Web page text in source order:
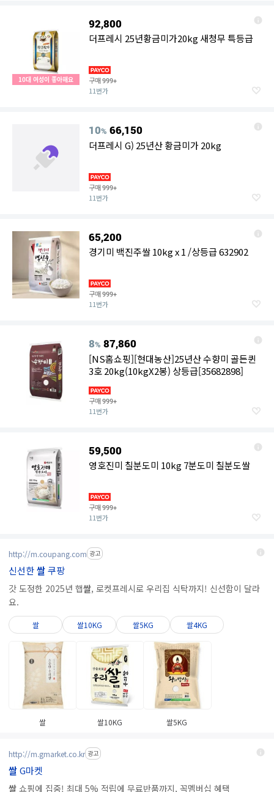
10대 여성이 좋아해요
92,800
더프레시 25년황금미가20kg 새청무 특등급
구매999+
11번가
10% 66,150
더프레시 G) 25년산 황금미가 20kg
구매999+
11번가
65,200
경기미 백진주쌀 10kg x 1 /상등급 632902
구매999+
11번가
8% 87,860
[NS홈쇼핑][현대농산]25년산 수향미 골든퀸
3호 20kg(10kgX2봉) 상등급[35682898]
구매999+
11번가
59,500
영호진미 칠분도미 10kg 7분도미 칠분도쌀
구매999+
11번가
http://m.coupang.com 광고
신선한쌀쿠팡
갓 도정한 2025년 햅쌀, 로켓프레시로 우리집 식탁까지! 신선함이 달라
요.
쌀 쌀10KG 쌀5KG 쌀4KG
쌀 쌀10KG 쌀5KG
http://m.gmarket.co.kr 광고
쌀G마켓
쌀 쇼핑에 집중! 최대 5% 적립에 무료반품까지, 꼭멤버십 혜택